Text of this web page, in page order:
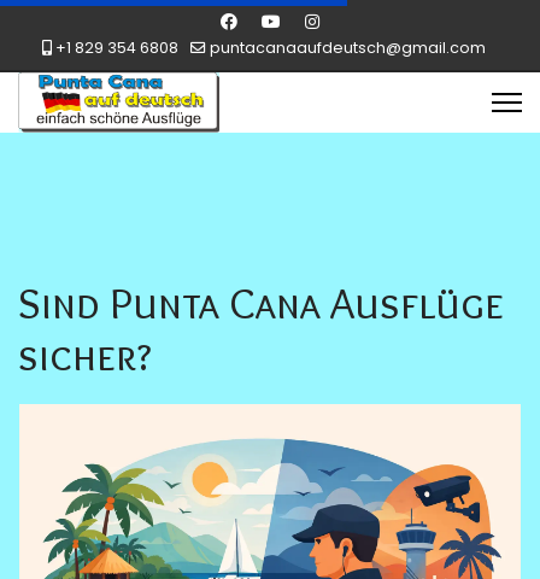
+1 829 354 6808 puntacanaaufdeutsch@gmail.com
Sind Punta Cana Ausflüge
sicher?